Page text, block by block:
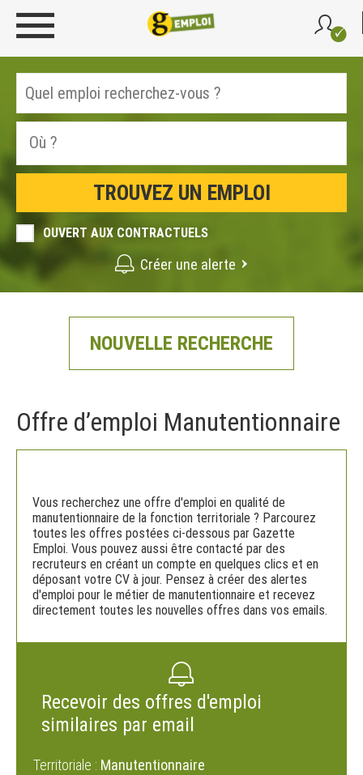
OUVERT AUX CONTRACTUELS
Créer une alerte
NOUVELLE RECHERCHE
Offre d’emploi Manutentionnaire
Vous recherchez une offre d'emploi en qualité de
manutentionnaire de la fonction territoriale ? Parcourez
toutes les offres postées ci-dessous par Gazette
Emploi. Vous pouvez aussi être contacté par des
recruteurs en créant un compte en quelques clics et en
déposant votre CV à jour. Pensez à créer des alertes
d'emploi pour le métier de manutentionnaire et recevez
directement toutes les nouvelles offres dans vos emails.
Recevoir des offres d'emploi
similaires par email
Territoriale : Manutentionnaire